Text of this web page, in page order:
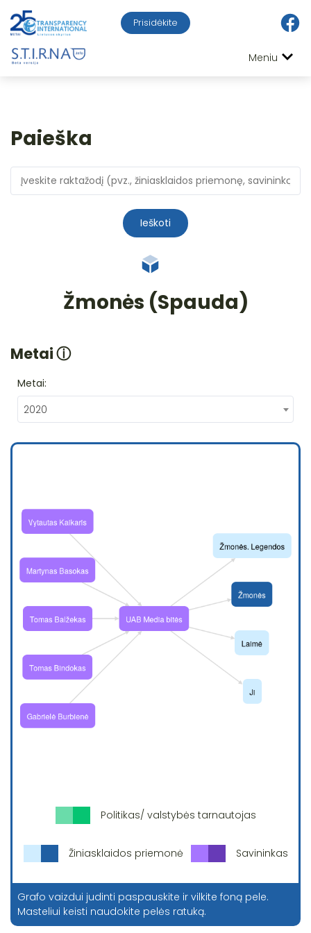
Prisidėkite
Meniu
Paieška
Ieškoti
Žmonės (Spauda)
Metaiⓘ
Metai:
2020
Politikas/ valstybės tarnautojas
Žiniasklaidos priemonė Savininkas
Grafo vaizdui judinti paspauskite ir vilkite foną pele.
Masteliui keisti naudokite pelės ratuką.